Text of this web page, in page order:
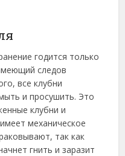
годится только
следов
все клубни
и просушить. Это
клубни и
механическое
так как
гнить и заразит